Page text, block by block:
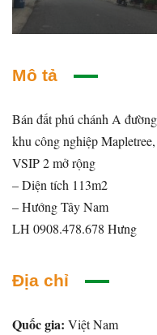
Mô tả
Bán đất phú chánh A
khu công nghiệp
VSIP 2 mở rộng
– Diện tích 113m2
– Hướng Tây Nam
LH 0908.478.678 Hưng
Địa chỉ
Quốc gia: Việt Nam